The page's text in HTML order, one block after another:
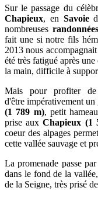
Sur lepassage du
Chapieux, en Savoie
nombreuses randonnées
fait une si notrefils
2013 nous
été très fatigué après
la main, difficile à
Maispour profiter
d'être impérativement un
(1 789 m), petit
prise auxChapieux (1
coeur des alpages
cette vallée sauvage et
La promenade passe
dans le fond de la vallée,
de la Seigne, très prisé